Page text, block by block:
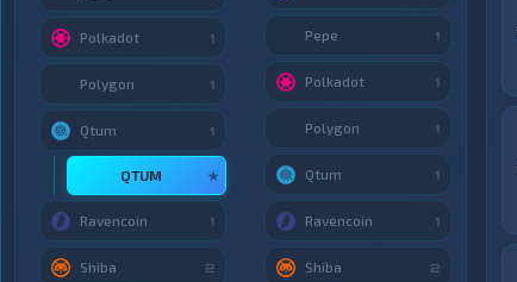
Polkadot 1
Polygon 1
Qtum 1
QTUM ★
Ravencoin 1
Shiba 2
Pepe 1
Polkadot 1
Polygon 1
Qtum 1
Ravencoin 1
Shiba 2